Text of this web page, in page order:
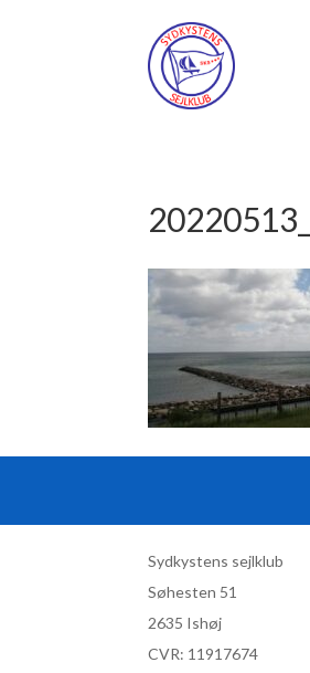
Sydkystens sejlklub
Søhesten 51
2635 Ishøj
CVR: 11917674